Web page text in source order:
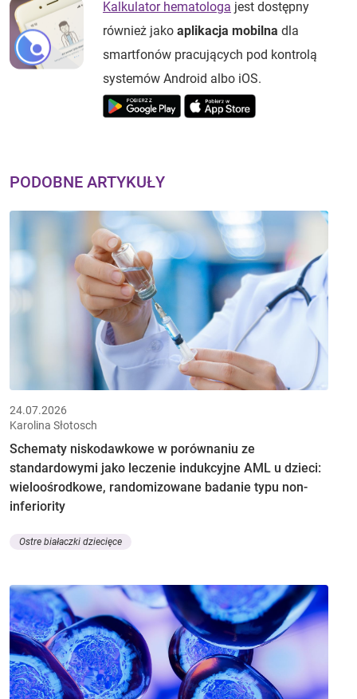
Kalkulator hematologa jest dostępny
również jako aplikacja mobilna dla
smartfonów pracujących pod kontrolą
systemów Android albo iOS.
PODOBNE ARTYKUŁY
24.07.2026
Karolina Słotosch
Schematy niskodawkowe w porównaniu ze
standardowymi jako leczenie indukcyjne AML u dzieci:
wieloośrodkowe, randomizowane badanie typu non-
inferiority
Ostre białaczki dziecięce